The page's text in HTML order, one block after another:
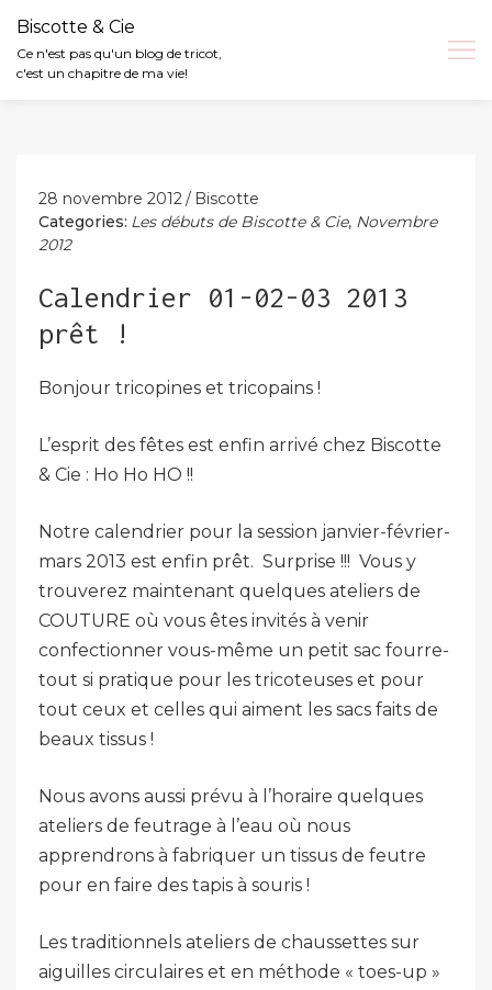
Biscotte & Cie
Ce n'est pas qu'un blog de tricot,
c'est un chapitre de ma vie!
28 novembre 2012
Biscotte
Categories: Les débuts de Biscotte & Cie, Novembre
2012
Calendrier 01-02-03 2013
prêt !
Bonjour tricopines et tricopains !
L’esprit des fêtes est enfin arrivé chez Biscotte
& Cie : Ho Ho HO !!
Notre calendrier pour la session janvier-février-
mars 2013 est enfin prêt. Surprise !!! Vous y
trouverez maintenant quelques ateliers de
COUTURE où vous êtes invités à venir
confectionner vous-même un petit sac fourre-
tout si pratique pour les tricoteuses et pour
tout ceux et celles qui aiment les sacs faits de
beaux tissus !
Nous avons aussi prévu à l’horaire quelques
ateliers de feutrage à l’eau où nous
apprendrons à fabriquer un tissus de feutre
pour en faire des tapis à souris !
Les traditionnels ateliers de chaussettes sur
aiguilles circulaires et en méthode « toes-up »